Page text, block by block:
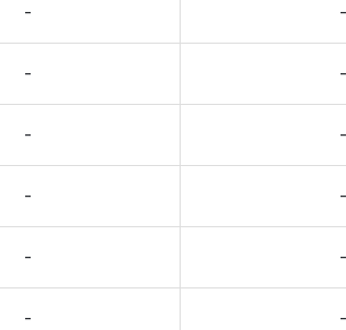
- -
- -
- -
- -
- -
- -